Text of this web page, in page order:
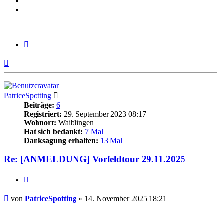
PatriceSpotting
Beiträge: 6
Registriert: 29. September 2023 08:17
Wohnort: Waiblingen
Hat sich bedankt: 7 Mal
Danksagung erhalten: 13 Mal
Re: [ANMELDUNG] Vorfeldtour 29.11.2025
Beitrag
von PatriceSpotting » 14. November 2025 18:21